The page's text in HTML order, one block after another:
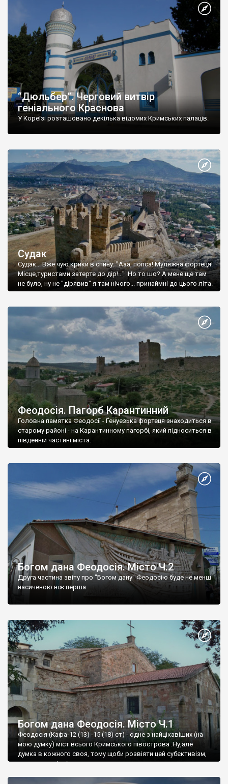
“Дюльбер”. Черговий витвір
геніального Краснова
У Кореїзі розташовано декілька відомих Кримських палаців.
Судак
Судак... Вже чую крики в спину: "Ааа, попса! Муляжна фортеця!
Місце,туристами затерте до дір!..." Но то шо? А мене ще там
не було, ну не "дірявив" я там нічого... принаймні до цього літа.
Феодосія. Пагорб Карантинний
Головна памятка Феодосії - Генуезька фортеця знаходиться в
старому районі - на Карантинному пагорбі, який підноситься в
південній частині міста.
Богом дана Феодосія. Місто Ч.2
Друга частина звіту про "Богом дану" Феодосію буде не менш
насиченою ніж перша.
Богом дана Феодосія. Місто Ч.1
Феодосія (Кафа-12 (13) -15 (18) ст) - одне з найцікавіших (на
мою думку) міст всього Кримського півострова .Ну,але
думка в кожного своя, тому щоби розвіяти цей субєктивізм,
запрошую відвідати це